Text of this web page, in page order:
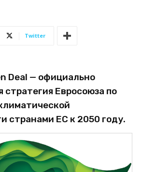
Twitter
Deal — официально
Евросоюза по
странами ЕС к 2050 году.